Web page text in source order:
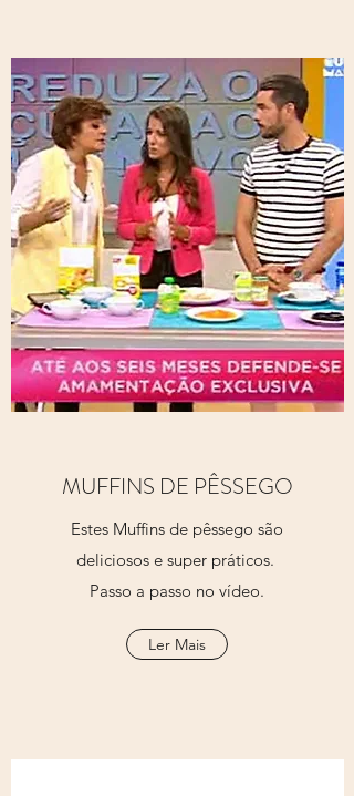
MUFFINS DE PÊSSEGO
Estes Muffins de pêssego são
deliciosos e super práticos.
Passo a passo no vídeo.
Ler Mais